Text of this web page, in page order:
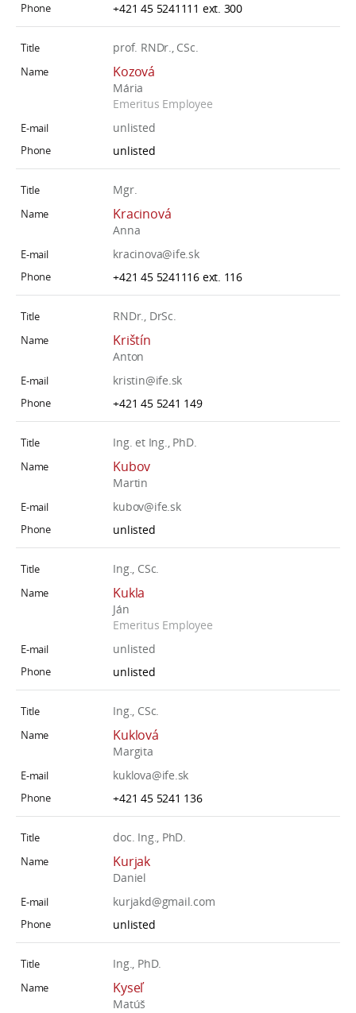
+421 45 5241111 ext. 300
prof. RNDr., CSc.
Kozová
Mária
Emeritus Employee
unlisted
unlisted
Mgr.
Kracinová
Anna
kracinova@ife.sk
+421 45 5241116 ext. 116
RNDr., DrSc.
Krištín
Anton
kristin@ife.sk
+421 45 5241 149
Ing. et Ing., PhD.
Kubov
Martin
kubov@ife.sk
unlisted
Ing., CSc.
Kukla
Ján
Emeritus Employee
unlisted
unlisted
Ing., CSc.
Kuklová
Margita
kuklova@ife.sk
+421 45 5241 136
doc. Ing., PhD.
Kurjak
Daniel
kurjakd@gmail.com
unlisted
Ing., PhD.
Kyseľ
Matúš